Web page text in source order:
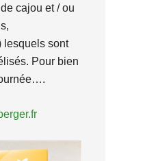
cajou et / ou
sont
Pour bien